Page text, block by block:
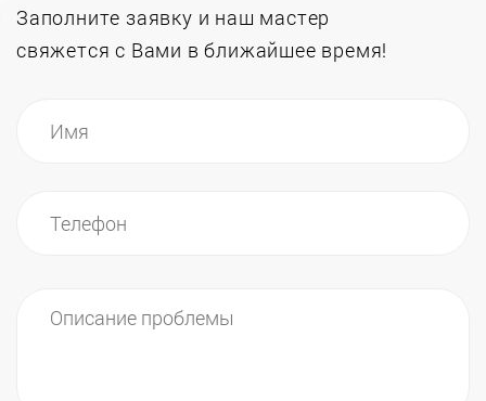
производителей.
Заполните заявку и наш мастер
свяжется с Вами в ближайшее время!